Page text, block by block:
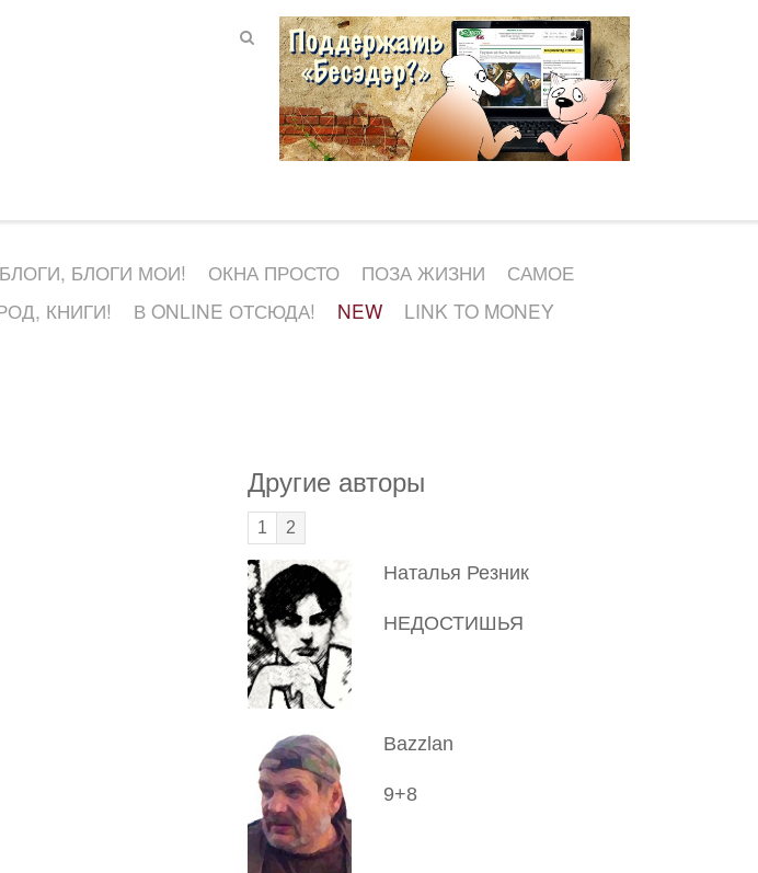
БЛОГИ, БЛОГИ МОИ! ОКНА ПРОСТО ПОЗА ЖИЗНИ
САМОЕ
КНИГИ! В ONLINE ОТСЮДА! NEW LINK TO MONEY
Другие авторы
1 2
Наталья Резник
НЕДОСТИШЬЯ
Bazzlan
9+8